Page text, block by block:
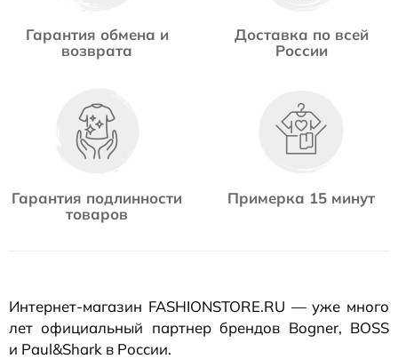
Гарантия обмена и
возврата
Доставка по всей
России
Гарантия подлинности
товаров
Примерка 15 минут
Интернет-магазин FASHIONSTORE.RU — уже много
лет официальный партнер брендов Bogner, BOSS
и Paul&Shark в России.